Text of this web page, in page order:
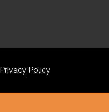
Privacy Policy